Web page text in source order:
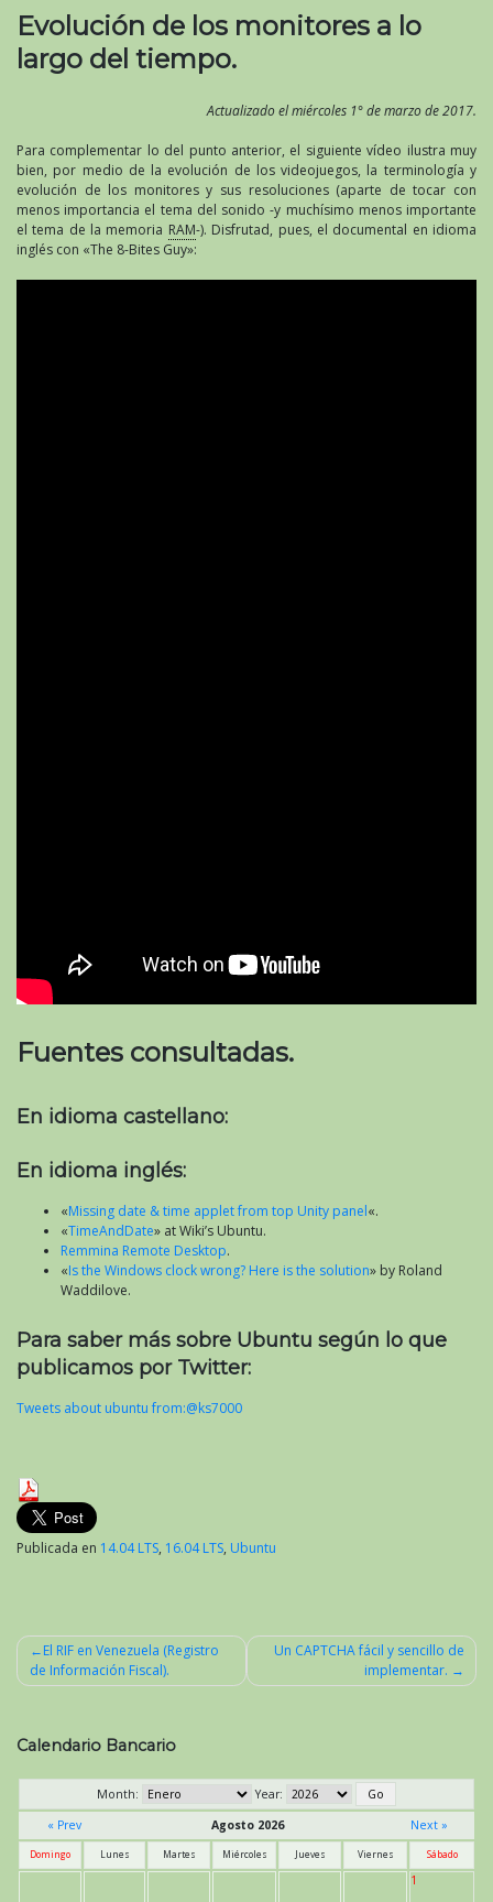
Evolución de los monitores a lo
largo del tiempo.
Actualizado el miércoles 1° de marzo de 2017.
Para complementar lo del punto anterior, el siguiente vídeo ilustra muy
bien, por medio de la evolución de los videojuegos, la terminología y
evolución de los monitores y sus resoluciones (aparte de tocar con
menos importancia el tema del sonido -y muchísimo menos importante
el tema de la memoria RAM-). Disfrutad, pues, el documental en idioma
inglés con «The 8-Bites Guy»:
Fuentes consultadas.
En idioma castellano:
En idioma inglés:
«Missing date & time applet from top Unity panel«.
«TimeAndDate» at Wiki’s Ubuntu.
Remmina Remote Desktop.
«Is the Windows clock wrong? Here is the solution» by Roland
Waddilove.
Para saber más sobre Ubuntu según lo que
publicamos por Twitter:
Tweets about ubuntu from:@ks7000
Publicada en 14.04 LTS, 16.04 LTS, Ubuntu
Navegación
entradas
El RIF en Venezuela (Registro
de Información Fiscal).
Un CAPTCHA fácil y sencillo de
implementar.
Calendario Bancario
Month:
Year:
« Prev
Agosto 2026 Next »
Domingo Lunes Martes Miércoles Jueves Viernes Sábado
1